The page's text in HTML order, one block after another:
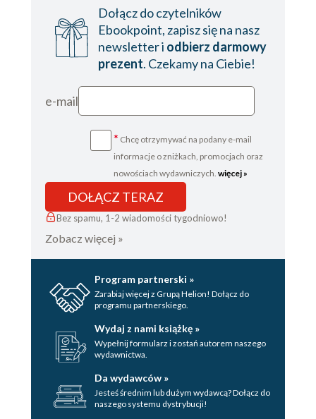
Dołącz do czytelników
Ebookpoint, zapisz się na nasz
newsletter i odbierz darmowy
prezent. Czekamy na Ciebie!
e-mail
* Chcę otrzymywać na podany e-mail
informacje o zniżkach, promocjach oraz
nowościach wydawniczych. więcej »
DOŁĄCZ TERAZ
Bez spamu, 1-2 wiadomości tygodniowo!
Zobacz więcej »
Program partnerski »
Zarabiaj więcej z Grupą Helion! Dołącz do
programu partnerskiego.
Wydaj z nami książkę »
Wypełnij formularz i zostań autorem naszego
wydawnictwa.
Da wydawców »
Jesteś średnim lub dużym wydawcą? Dołącz do
naszego systemu dystrybucji!